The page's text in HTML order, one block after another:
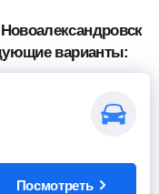
варианты:
Посмотреть